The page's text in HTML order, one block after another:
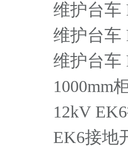
维护台车
维护台车
维护台车
1000mm
12kV
EK6接地